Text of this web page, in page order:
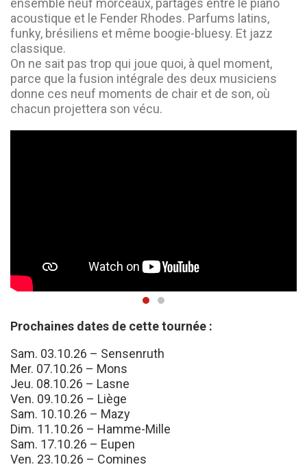
ensemble neuf morceaux, partagés entre le piano
acoustique et le Fender Rhodes. Parfums latins,
funky, brésiliens et même boogie-bluesy. Et jazz
classique.
On ne sait pas trop qui joue quoi, à quel moment,
parce que la fusion intégrale des deux musiciens
donne ces neuf moments de chair et de son, où
chacun projettera son vécu.
Prochaines dates de cette tournée :
Sam. 03.10.26 – Sensenruth
Mer. 07.10.26 – Mons
Jeu. 08.10.26 – Lasne
Ven. 09.10.26 – Liège
Sam. 10.10.26 – Mazy
Dim. 11.10.26 – Hamme-Mille
Sam. 17.10.26 – Eupen
Ven. 23.10.26 – Comines